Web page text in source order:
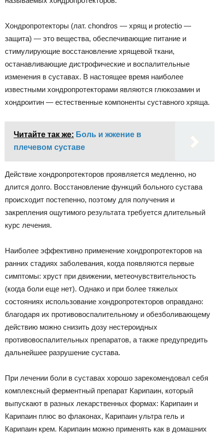
Хондропротекторы (лат. сhondros — хрящ и protectio —
защита) — это вещества, обеспечивающие питание и
стимулирующие восстановление хрящевой ткани,
останавливающие дистрофические и воспалительные
изменения в суставах. В настоящее время наиболее
известными хондропротекторами являются глюкозамин и
хондроитин — естественные компоненты суставного хряща.
Читайте так же: Боль и жжение в
плечевом суставе
Действие хондропротекторов проявляется медленно, но
длится долго. Восстановление функций больного сустава
происходит постепенно, поэтому для получения и
закрепления ощутимого результата требуется длительный
курс лечения.
Наиболее эффективно применение хондропротекторов на
ранних стадиях заболевания, когда появляются первые
симптомы: хруст при движении, метеочувствительность
(когда боли еще нет). Однако и при более тяжелых
состояниях использование хондропротекторов оправдано:
благодаря их противовоспалительному и обезболивающему
действию можно снизить дозу нестероидных
противовоспалительных препаратов, а также предупредить
дальнейшее разрушение сустава.
При лечении боли в суставах хорошо зарекомендовал себя
комплексный ферментный препарат Карипаин, который
выпускают в разных лекарственных формах: Карипаин и
Карипаин плюс во флаконах, Карипаин ультра гель и
Карипаин крем. Карипаин можно применять как в домашних